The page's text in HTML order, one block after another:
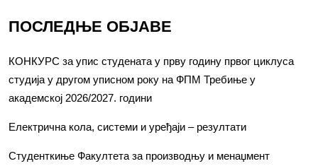
ПОСЛЕДЊЕ ОБЈАВЕ
КОНКУРС за упис студената у прву годину првог циклуса
студија у другом уписном року на ФПМ Требиње у
академској 2026/2027. години
Електрична кола, системи и уређаји – резултати
Студенткиње Факултета за производњу и менаџмент